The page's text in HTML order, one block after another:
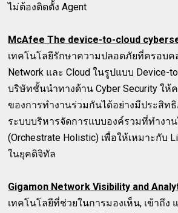
ไม่ต้องติดตั้ง Agent
McAfee The device-to-cloud
เทคโนโลยีรักษาความปลอดภัยที่ครอบค
Network และ Cloud ในรูปแบบ Device-
บริษัทชั้นนำทางด้าน Cyber Security ให้
ของการทำงานร่วมกันได้อย่างมีประสิทธิ
ระบบบริหารจัดการแบบองค์รวมที่ทำงา
(Orchestrate Holistic) เพื่อให้เหมาะกับ
ในยุคดิจิทัล
Gigamon Network Visibility and
เทคโนโลยีที่ช่วยในการมองเห็น, เข้าถึง